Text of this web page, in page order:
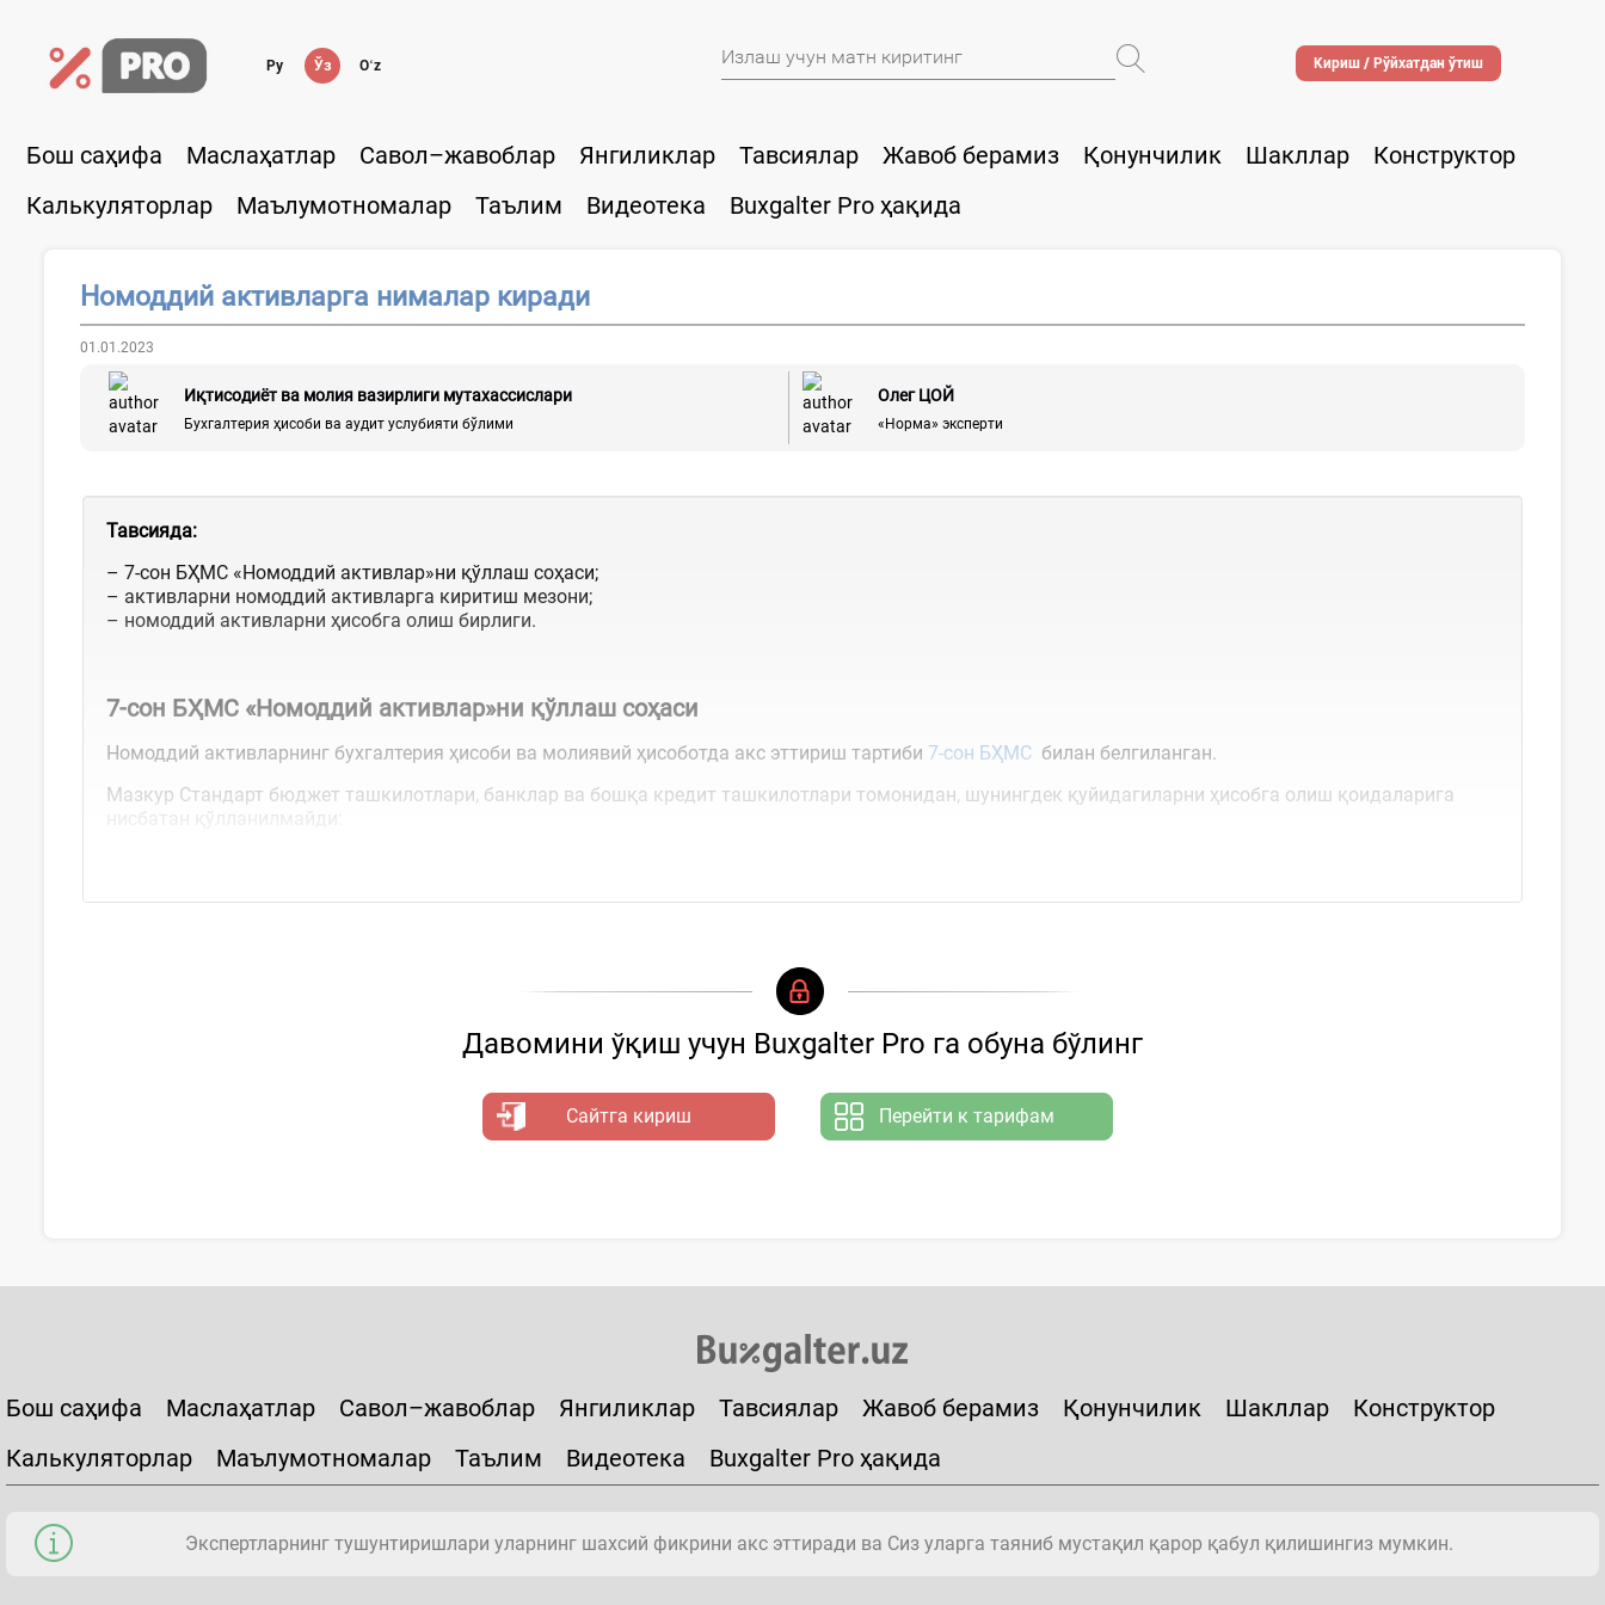
Ру Ўз Oʻz Кириш / Рўйхатдан ўтиш
Бош саҳифа Маслаҳатлар Савол–жавоблар Янгиликлар Тавсиялар Жавоб берамиз Қонунчилик Шакллар
Конструктор
Калькуляторлар
Маълумотномалар Таълим Видеотека Buxgalter Pro ҳақида
Номоддий активларга нималар киради
01.01.2023
Иқтисодиёт ва молия вазирлиги мутахассислари
Бухгалтерия ҳисоби ва аудит услубияти бўлими
Олег ЦОЙ
«Норма» эксперти
Тавсияда:
– 7-сон БҲМС «Номоддий активлар»ни қўллаш соҳаси;
– активларни номоддий активларга киритиш мезони;
– номоддий активларни ҳисобга олиш бирлиги.
7-сон БҲМС «Номоддий активлар»ни қўллаш соҳаси
Номоддий активларнинг бухгалтерия ҳисоби ва молиявий ҳисоботда акс эттириш тартиби 7-сон БҲМС билан белгиланган.
Мазкур Стандарт бюджет ташкилотлари, банклар ва бошқа кредит ташкилотлари томонидан, шунингдек қуйидагиларни ҳисобга олиш қоидаларига
нисбатан қўлланилмайди:
Давомини ўқиш учун Buxgalter Pro га обуна бўлинг
Сайтга кириш Перейти к тарифам
Бош саҳифа Маслаҳатлар Савол–жавоблар Янгиликлар Тавсиялар Жавоб берамиз Қонунчилик Шакллар
Конструктор
Калькуляторлар
Маълумотномалар Таълим Видеотека Buxgalter Pro ҳақида
Экспертларнинг тушунтиришлари уларнинг шахсий фикрини акс эттиради ва Сиз уларга таяниб мустақил қарор қабул қилишингиз мумкин.